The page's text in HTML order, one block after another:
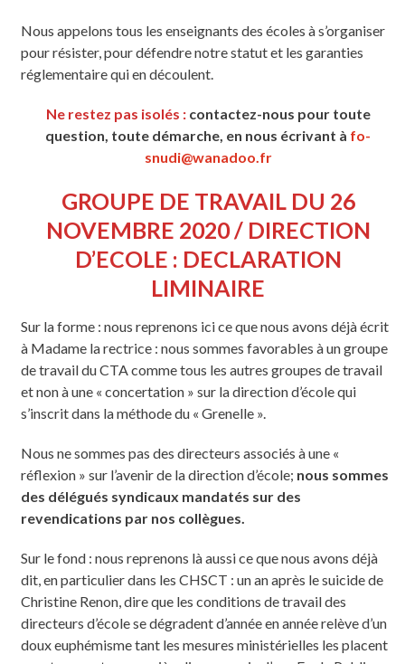
Nous appelons tous les enseignants des écoles à s’organiser
pour résister, pour défendre notre statut et les garanties
réglementaire qui en découlent.
Ne restez pas isolés : contactez-nous pour toute
question, toute démarche, en nous écrivant à fo-
snudi@wanadoo.fr
GROUPE DE TRAVAIL DU 26
NOVEMBRE 2020 / DIRECTION
D’ECOLE : DECLARATION
LIMINAIRE
Sur la forme : nous reprenons ici ce que nous avons déjà écrit
à Madame la rectrice : nous sommes favorables à un groupe
de travail du CTA comme tous les autres groupes de travail
et non à une « concertation » sur la direction d’école qui
s’inscrit dans la méthode du « Grenelle ».
Nous ne sommes pas des directeurs associés à une «
réflexion » sur l’avenir de la direction d’école; nous sommes
des délégués syndicaux mandatés sur des
revendications par nos collègues.
Sur le fond : nous reprenons là aussi ce que nous avons déjà
dit, en particulier dans les CHSCT : un an après le suicide de
Christine Renon, dire que les conditions de travail des
directeurs d’école se dégradent d’année en année relève d’un
doux euphémisme tant les mesures ministérielles les placent